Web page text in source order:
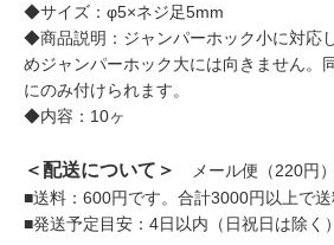
◆サイズ：φ5×ネジ足5mm
◆商品説明：ジャンパーホック小に対応
めジャンパーホック大には向きません。
にのみ付けられます。
◆内容：10ヶ
＜配送について＞
メール便（220円）
■送料：600円です。合計3000円以上で送
■発送予定目安：4日以内（日祝日は除く）